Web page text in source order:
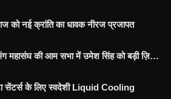
को नई क्रांति का धावक नीरज प्रजापत
महासंघ की आम सभा में उमेश सिंह को बड़ी ज़ि…
सेंटर्स के लिए स्वदेशी Liquid Cooling